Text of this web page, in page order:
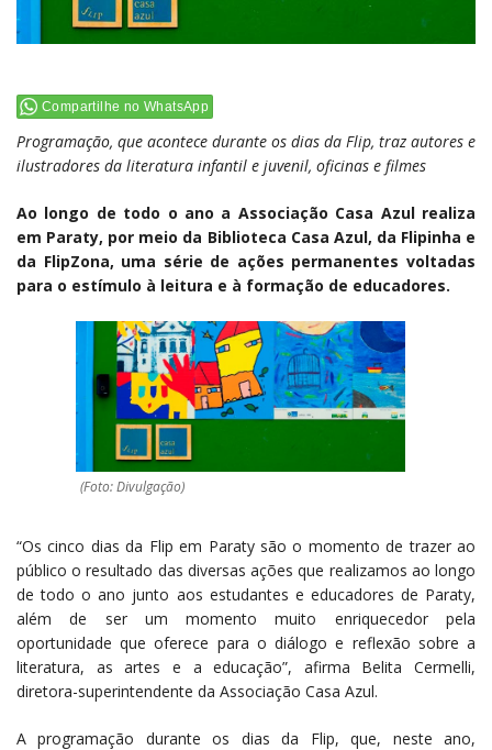
Compartilhe no WhatsApp
Programação, que acontece durante os dias da Flip, traz autores e
ilustradores da literatura infantil e juvenil, oficinas e filmes
Ao longo de todo o ano a Associação Casa Azul realiza
em Paraty, por meio da Biblioteca Casa Azul, da Flipinha e
da FlipZona, uma série de ações permanentes voltadas
para o estímulo à leitura e à formação de educadores.
(Foto: Divulgação)
“Os cinco dias da Flip em Paraty são o momento de trazer ao
público o resultado das diversas ações que realizamos ao longo
de todo o ano junto aos estudantes e educadores de Paraty,
além de ser um momento muito enriquecedor pela
oportunidade que oferece para o diálogo e reflexão sobre a
literatura, as artes e a educação”, afirma Belita Cermelli,
diretora-superintendente da Associação Casa Azul.
A programação durante os dias da Flip, que, neste ano,